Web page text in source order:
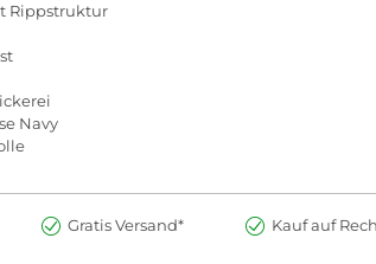
Rippstruktur
Navy
Gratis Versand* Kauf auf